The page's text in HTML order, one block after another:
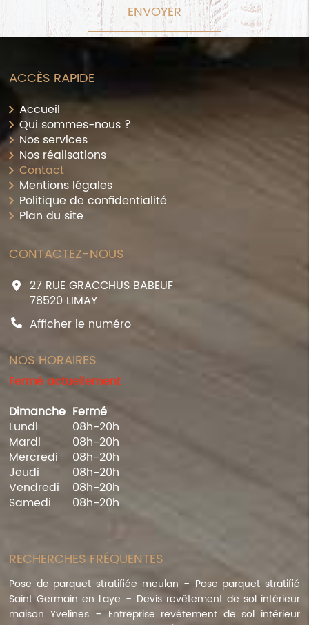
ACCÈS RAPIDE
Accueil
Qui sommes-nous ?
Nos services
Nos réalisations
Contact
Mentions légales
Politique de confidentialité
Plan du site
CONTACTEZ-NOUS
27 RUE GRACCHUS BABEUF
78520 LIMAY
Afficher le numéro
NOS HORAIRES
Fermé actuellement
Dimanche Fermé
Lundi
08h-20h
Mardi
08h-20h
Mercredi
08h-20h
Jeudi
08h-20h
Vendredi
08h-20h
Samedi
08h-20h
RECHERCHES FRÉQUENTES
Pose de parquet stratifiée meulan
Pose parquet stratifié
Saint Germain en Laye
Devis revêtement de sol intérieur
maison Yvelines
Entreprise revêtement de sol intérieur